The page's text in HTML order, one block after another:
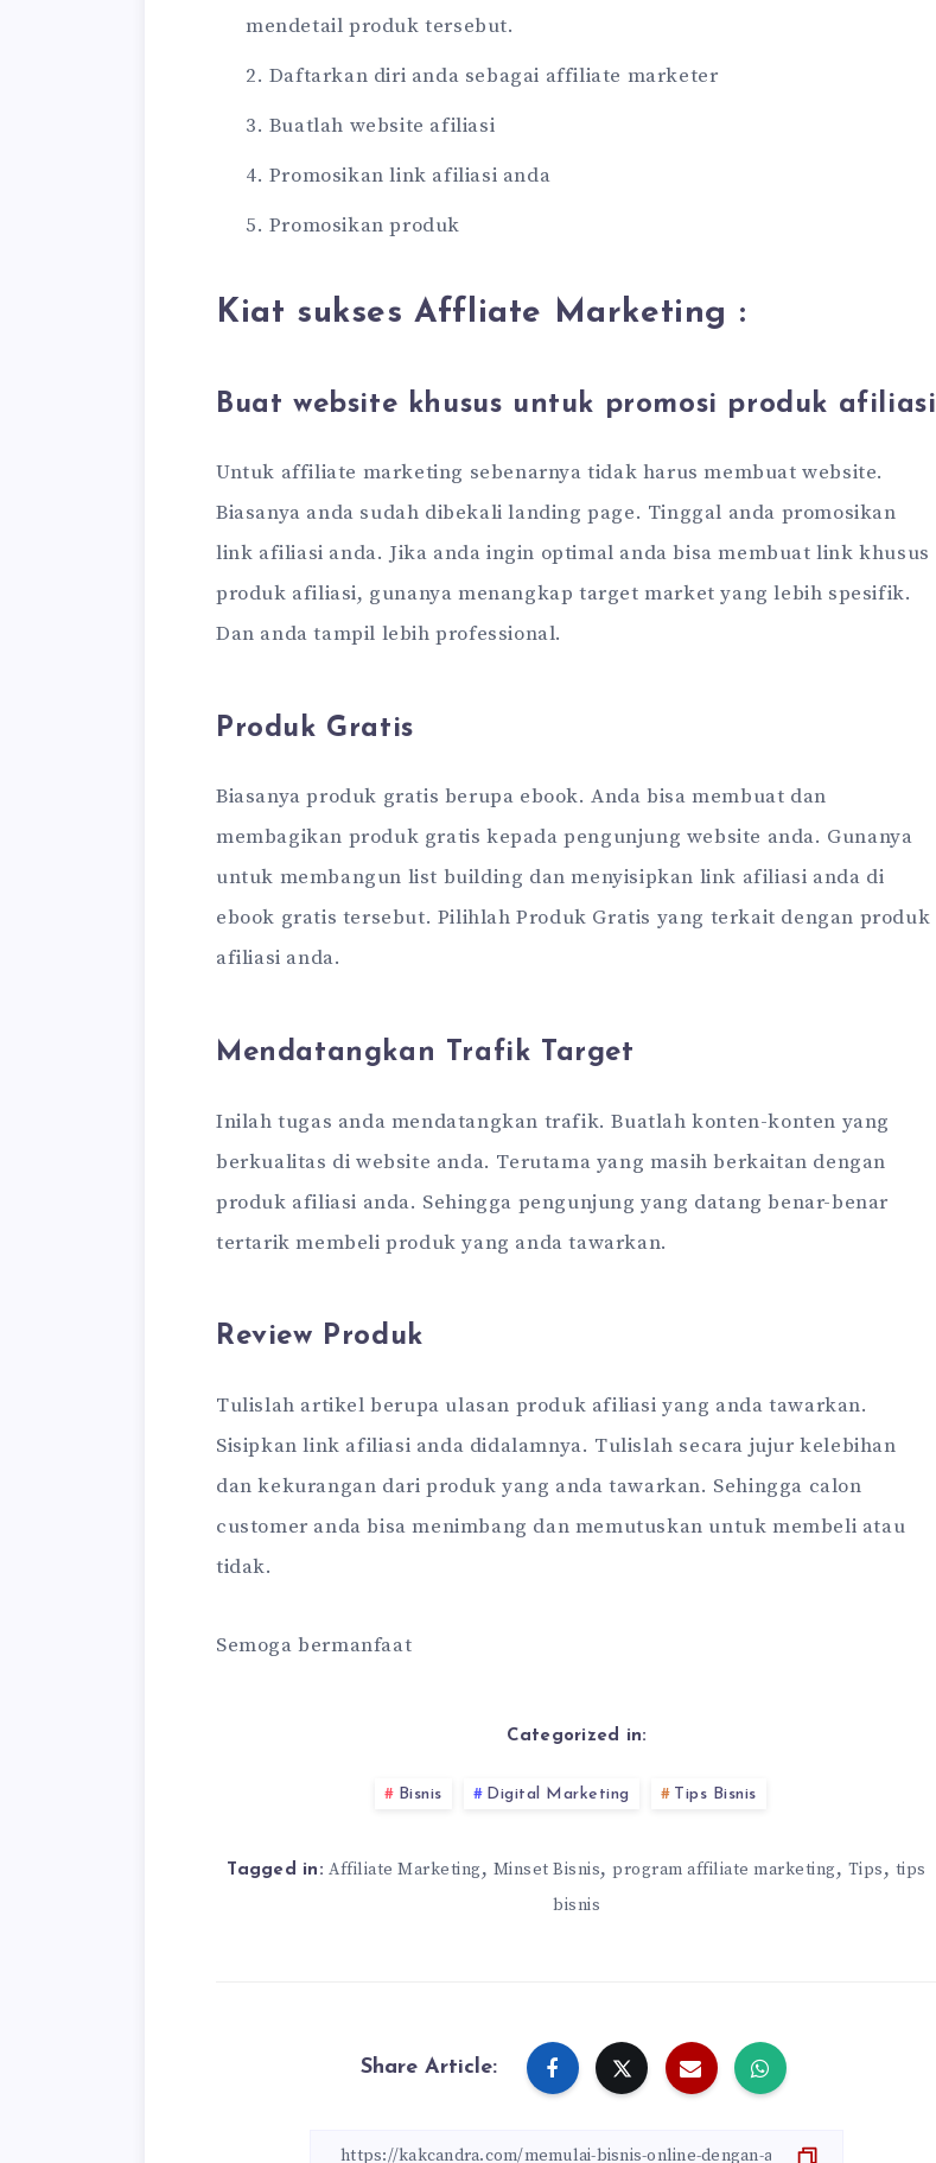
mendetail produk tersebut.
Daftarkan diri anda sebagai affiliate marketer
Buatlah website afiliasi
Promosikan link afiliasi anda
Promosikan produk
Kiat sukses Affliate Marketing :
Buat website khusus untuk promosi produk afiliasi
Untuk affiliate marketing sebenarnya tidak harus membuat website.
Biasanya anda sudah dibekali landing page. Tinggal anda promosikan
link afiliasi anda. Jika anda ingin optimal anda bisa membuat link khusus
produk afiliasi, gunanya menangkap target market yang lebih spesifik.
Dan anda tampil lebih professional.
Produk Gratis
Biasanya produk gratis berupa ebook. Anda bisa membuat dan
membagikan produk gratis kepada pengunjung website anda. Gunanya
untuk membangun list building dan menyisipkan link afiliasi anda di
ebook gratis tersebut. Pilihlah Produk Gratis yang terkait dengan produk
afiliasi anda.
Mendatangkan Trafik Target
Inilah tugas anda mendatangkan trafik. Buatlah konten-konten yang
berkualitas di website anda. Terutama yang masih berkaitan dengan
produk afiliasi anda. Sehingga pengunjung yang datang benar-benar
tertarik membeli produk yang anda tawarkan.
Review Produk
Tulislah artikel berupa ulasan produk afiliasi yang anda tawarkan.
Sisipkan link afiliasi anda didalamnya. Tulislah secara jujur kelebihan
dan kekurangan dari produk yang anda tawarkan. Sehingga calon
customer anda bisa menimbang dan memutuskan untuk membeli atau
tidak.
Semoga bermanfaat
Categorized in:
Bisnis Digital Marketing Tips Bisnis
Tagged in: Affiliate Marketing, Minset Bisnis, program affiliate marketing, Tips, tips
bisnis
Share Article: